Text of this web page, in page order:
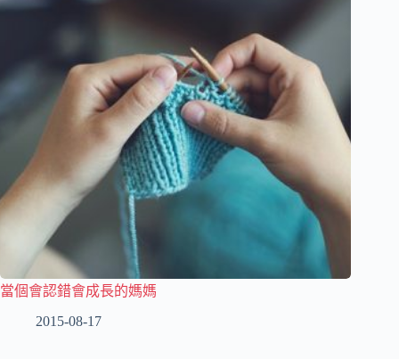
當個會認錯會成長的媽媽
2015-08-17